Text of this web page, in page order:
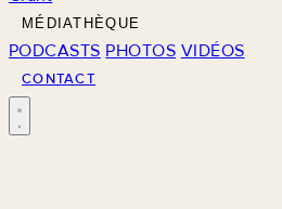
MÉDIATHÈQUE
PODCASTS PHOTOS VIDÉOS
CONTACT